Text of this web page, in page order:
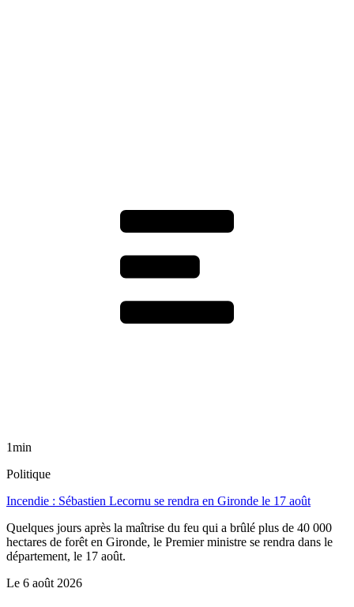
1min
Politique
Incendie : Sébastien Lecornu se rendra en Gironde le 17 août
Quelques jours après la maîtrise du feu qui a brûlé plus de 40 000
hectares de forêt en Gironde, le Premier ministre se rendra dans le
département, le 17 août.
Le 6 août 2026